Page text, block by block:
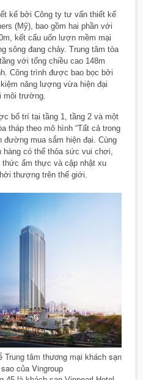
kế bởi Công ty tư vấn thiết kế
(Mỹ), bao gồm hai phần với
kết cấu uốn lượn mềm mại
sông đang chảy. Trung tâm tòa
với tổng chiều cao 148m
Công trình được bao bọc bởi
năng lượng vừa hiện đại
môi trường.
bố trí tại tầng 1, tầng 2 và một
tháp theo mô hình “Tất cả trong
đường mua sắm hiện đại. Cùng
hàng có thể thỏa sức vui chơi,
ẩm thực và cập nhật xu
thượng trên thế giới.
Trung tâm thương mại khách sạn
của Vingroup